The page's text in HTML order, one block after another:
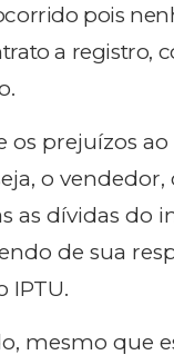
pois
a registro,
os prejuízos
o vendedor,
as dívidas do
de sua
IPTU.
mesmo que